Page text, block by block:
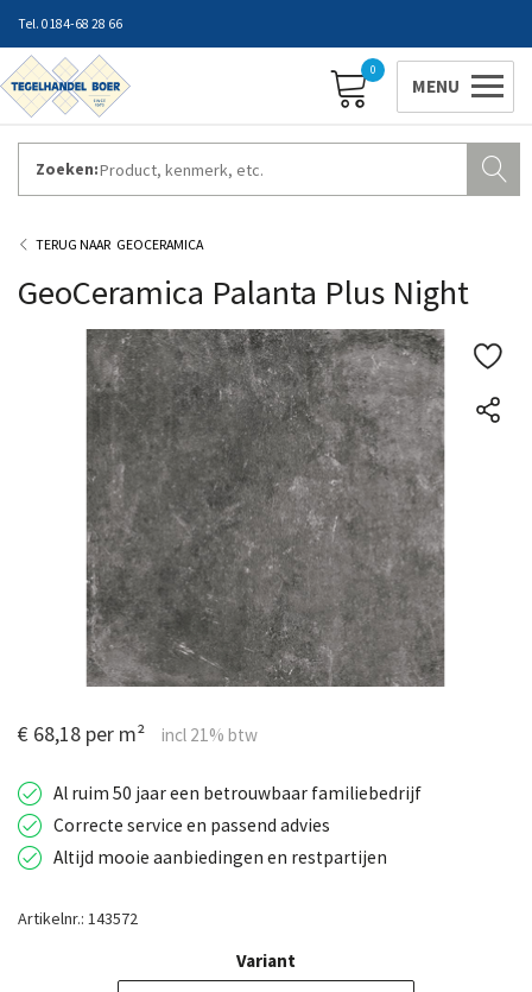
0184-68 28 66
0
Zoeken:
ZAKELIJK INLOGGEN
GEOCERAMICA
GeoCeramica Palanta Plus Night
€ 68,18 per m²
Al ruim 50 jaar een betrouwbaar familiebedrijf
Correcte service en passend advies
Altijd mooie aanbiedingen en restpartijen
Artikelnr.: 143572
Variant